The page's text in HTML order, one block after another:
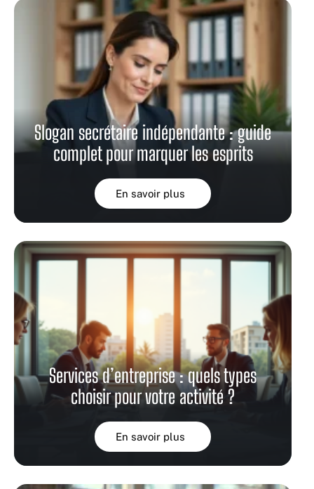
Slogan secrétaire indépendante : guide
complet pour marquer les esprits
En savoir plus
Services d’entreprise : quels types
choisir pour votre activité ?
En savoir plus